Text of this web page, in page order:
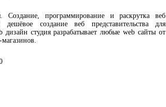
Создание, программирование и раскрутка веб
создание веб представительства для
студия разрабатывает любые web сайты от